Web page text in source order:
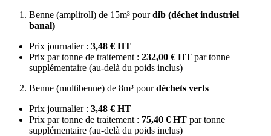
Benne (ampliroll) de 15m³ pourdib (déchet industriel
banal)
Prix journalier : 3,48 € HT
Prix par tonne de traitement : 232,00 € HT par tonne
supplémentaire (au-delà du poids inclus)
Benne (multibenne) de 8m³ pourdéchets verts
Prix journalier : 3,48 € HT
Prix par tonne de traitement : 75,40 € HT par tonne
supplémentaire (au-delà du poids inclus)